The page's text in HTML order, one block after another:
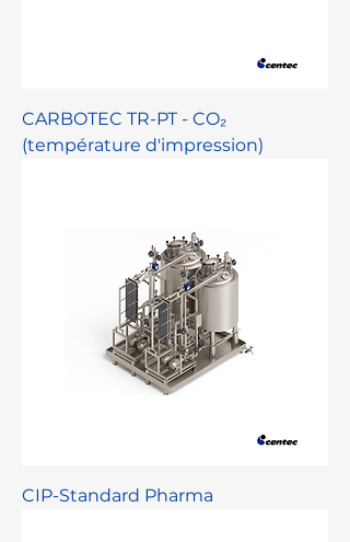
CARBOTEC TR-PT - CO₂
(température d'impression)
CIP-Standard Pharma